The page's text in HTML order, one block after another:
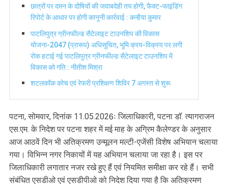
छात्रों पर दमन के दोषियों की जवाबदेही तय होगी, फैक्ट-फाइंडिंग
रिपोर्ट के आधार पर होगी कानूनी कार्रवाई : कन्हैया कुमार
पाटलिपुत्र ग्रीनफील्ड सैटेलाइट टाउनशिप की विकास
योजना-2047 (प्रारूप) अधिसूचित, भूमि क्रय-विक्रय पर लगी
रोक हटाई गई पाटलिपुत्र ग्रीनफील्ड सैटेलाइट टाउनशिप में
विकास को गति : नीतीश मिश्रा
शटलकॉक कोच एवं रेफरी प्रशिक्षण शिविर 7 अगस्त से शुरू
पटना, सोमवार, दिनांक 11.05.2026ः जिलाधिकारी, पटना डॉ. त्यागराजन
एस.एम. के निदेश पर पटना शहर में मई माह के अग्रिम कैलेण्डर के अनुसार
आज आठवें दिन भी अतिक्रमण उन्मूलन मल्टी-एजेंसी विशेष अभियान चलाया
गया। विभिन्न नगर निकायों में यह अभियान चलाया जा रहा है। इस पर
जिलाधिकारी लगातार नजर रखे हुए हैं एवं नियमित समीक्षा कर रहे हैं। सभी
संबंधित एसडीओ एवं एसडीपीओ को निदेश दिया गया है कि अतिक्रमण